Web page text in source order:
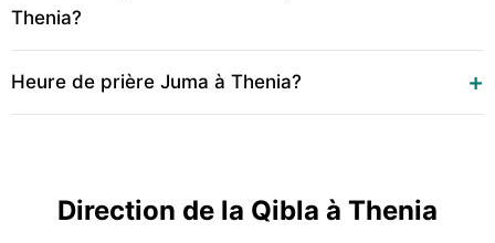
Thenia?
Heure de prière Juma à Thenia?
Direction de la Qibla à Thenia